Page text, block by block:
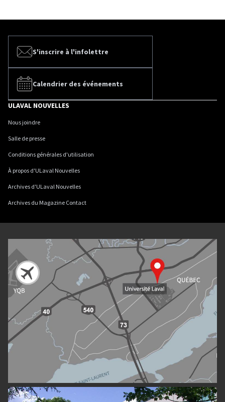
S'inscrire à l'infolettre
Calendrier des événements
ULAVAL NOUVELLES
Nous joindre
Salle de presse
Conditions générales d'utilisation
À propos d'ULaval Nouvelles
Archives d'ULaval Nouvelles
Archives du Magazine Contact